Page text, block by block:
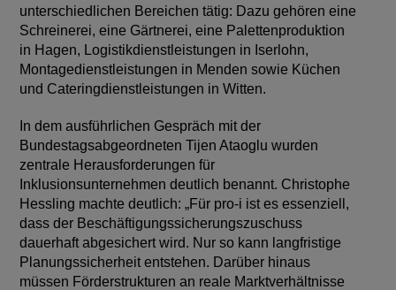
unterschiedlichen Bereichen tätig: Dazu gehören eine
Schreinerei, eine Gärtnerei, eine Palettenproduktion
in Hagen, Logistikdienstleistungen in Iserlohn,
Montagedienstleistungen in Menden sowie Küchen
und Cateringdienstleistungen in Witten.
In dem ausführlichen Gespräch mit der
Bundestagsabgeordneten Tijen Ataoglu wurden
zentrale Herausforderungen für
Inklusionsunternehmen deutlich benannt. Christophe
Hessling machte deutlich: „Für pro-i ist es essenziell,
dass der Beschäftigungssicherungszuschuss
dauerhaft abgesichert wird. Nur so kann langfristige
Planungssicherheit entstehen. Darüber hinaus
müssen Förderstrukturen an reale Marktverhältnisse